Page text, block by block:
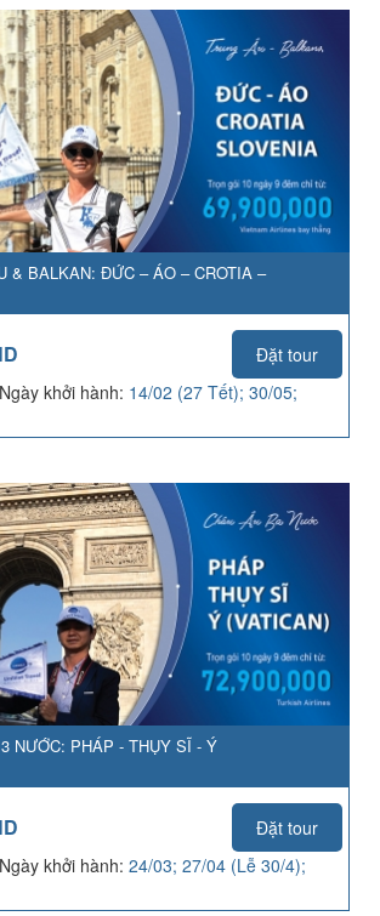
& BALKAN: ĐỨC – ÁO – CROTIA –
Đặt tour
khởi hành: 14/02 (27 Tết); 30/05;
NƯỚC: PHÁP - THỤY SĨ - Ý
Đặt tour
khởi hành: 24/03; 27/04 (Lễ 30/4);